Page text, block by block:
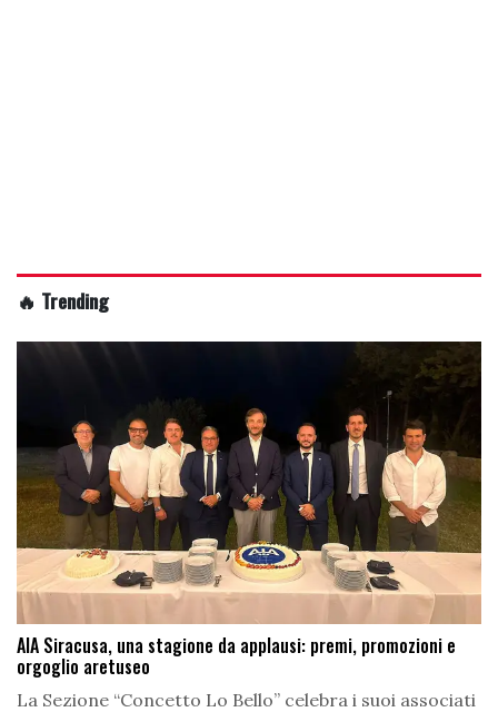
🔥 Trending
AIA Siracusa, una stagione da applausi: premi, promozioni e
orgoglio aretuseo
La Sezione “Concetto Lo Bello” celebra i suoi associati